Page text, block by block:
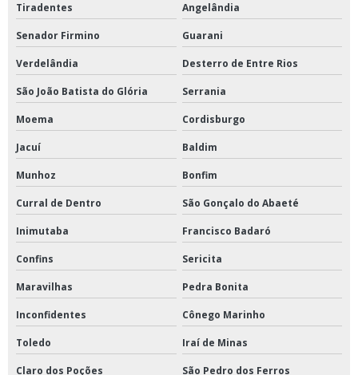
Tiradentes Angelândia
Senador Firmino Guarani
Verdelândia Desterro de Entre Rios
São João Batista do Glória Serrania
Moema Cordisburgo
Jacuí Baldim
Munhoz Bonfim
Curral de Dentro São Gonçalo do Abaeté
Inimutaba Francisco Badaró
Confins Sericita
Maravilhas Pedra Bonita
Inconfidentes Cônego Marinho
Toledo Iraí de Minas
Claro dos Poções São Pedro dos Ferros